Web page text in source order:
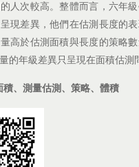
人次較高。整體而言，六年
現差異，他們在估測長度的
高於估測面積與長度的策略
的年級差異只呈現在面積估測
積、測量估測、策略、體積